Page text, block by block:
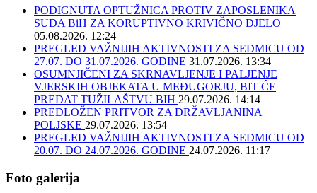
PODIGNUTA OPTUŽNICA PROTIV ZAPOSLENIKA
SUDA BiH ZA KORUPTIVNO KRIVIČNO DJELO
05.08.2026. 12:24
PREGLED VAŽNIJIH AKTIVNOSTI ZA SEDMICU OD
27.07. DO 31.07.2026. GODINE 31.07.2026. 13:34
OSUMNJIČENI ZA SKRNAVLJENJE I PALJENJE
VJERSKIH OBJEKATA U MEĐUGORJU, BIT ĆE
PREDAT TUŽILAŠTVU BIH 29.07.2026. 14:14
PREDLOŽEN PRITVOR ZA DRŽAVLJANINA
POLJSKE 29.07.2026. 13:54
PREGLED VAŽNIJIH AKTIVNOSTI ZA SEDMICU OD
20.07. DO 24.07.2026. GODINE 24.07.2026. 11:17
Foto galerija